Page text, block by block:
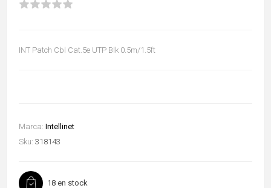
INT Patch Cbl Cat.5e UTP Blk 0.5m/1.5ft
Marca: Intellinet
Sku: 318143
18 en stock